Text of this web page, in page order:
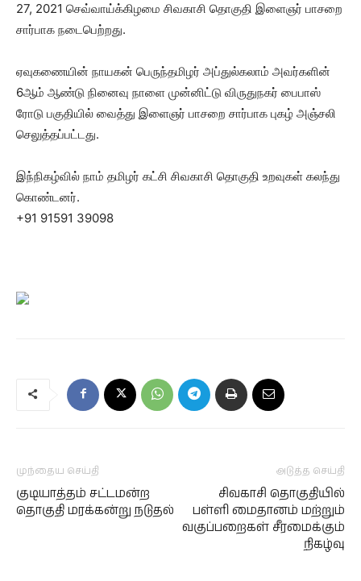
27, 2021 செவ்வாய்க்கிழமை சிவகாசி தொகுதி இளைஞர் பாசறை
சார்பாக நடைபெற்றது.
ஏவுகணையின் நாயகன் பெருந்தமிழர் அப்துல்கலாம் அவர்களின்
6ஆம் ஆண்டு நினைவு நாளை முன்னிட்டு விருதுநகர் பைபாஸ்
ரோடு பகுதியில் வைத்து இளைஞர் பாசறை சார்பாக புகழ் அஞ்சலி
செலுத்தப்பட்டது.
இந்நிகழ்வில் நாம் தமிழர் கட்சி சிவகாசி தொகுதி உறவுகள் கலந்து
கொண்டனர்.
+91 91591 39098
முந்தைய செய்தி
குடியாத்தம் சட்டமன்ற
தொகுதி மரக்கன்று நடுதல்
அடுத்த செய்தி
சிவகாசி தொகுதியில்
பள்ளி மைதானம் மற்றும்
வகுப்பறைகள் சீரமைக்கும்
நிகழ்வு